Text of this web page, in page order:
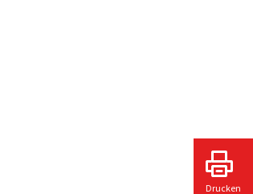
Drucken